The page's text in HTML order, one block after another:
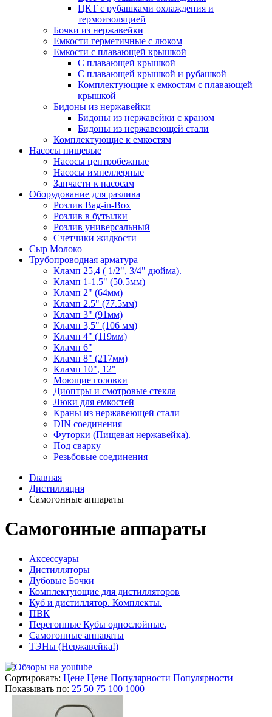
ЦКТ с рубашками охлаждения и
термоизоляцией
Бочки из нержавейки
Емкости герметичные с люком
Емкости с плавающей крышкой
С плавающей крышкой
С плавающей крышкой и рубашкой
Комплектующие к емкостям с плавающей
крышкой
Бидоны из нержавейки
Бидоны из нержавейки с краном
Бидоны из нержавеющей стали
Комплектующие к емкостям
Насосы пищевые
Насосы центробежные
Насосы импеллерные
Запчасти к насосам
Оборудование для разлива
Розлив Bag-in-Box
Розлив в бутылки
Розлив универсальный
Счетчики жидкости
Сыр Молоко
Трубопроводная арматура
Кламп 25,4 ( 1/2", 3/4" дюйма).
Кламп 1-1.5" (50.5мм)
Кламп 2" (64мм)
Кламп 2.5" (77.5мм)
Кламп 3" (91мм)
Кламп 3,5" (106 мм)
Кламп 4" (119мм)
Кламп 6"
Кламп 8" (217мм)
Кламп 10", 12"
Моющие головки
Диоптры и смотровые стекла
Люки для емкостей
Краны из нержавеющей стали
DIN соединения
Футорки (Пищевая нержавейка).
Под сварку
Резьбовые соединения
Главная
Дистилляция
Самогонные аппараты
Самогонные аппараты
Аксессуары
Дистилляторы
Дубовые Бочки
Комплектующие для дистилляторов
Куб и дистиллятор. Комплекты.
ПВК
Перегонные Кубы однослойные.
Самогонные аппараты
ТЭНы (Нержавейка!)
Сортировать: Цене Цене Популярности Популярности
Показывать по: 25 50 75 100 1000